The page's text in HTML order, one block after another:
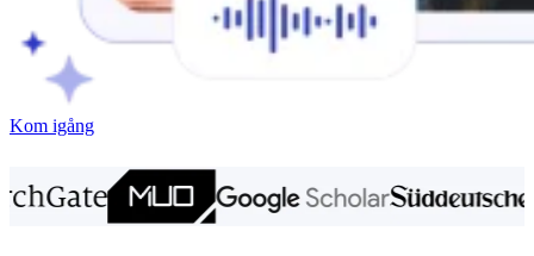
Kom igång